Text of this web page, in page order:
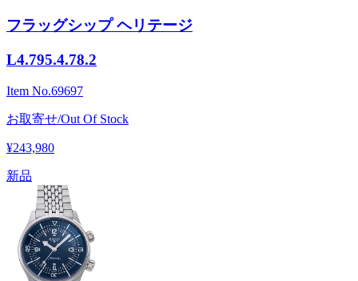
フラッグシップ ヘリテージ
L4.795.4.78.2
Item No.69697
お取寄せ/Out Of Stock
¥243,980
新品